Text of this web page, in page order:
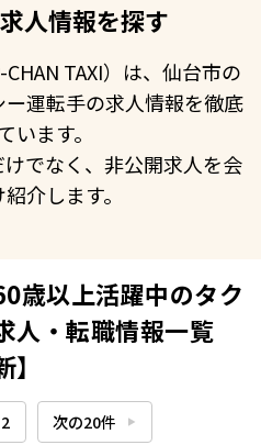
人情報を探す
TAXI）は、仙台市の
運転手の求人情報を徹底
います。
でなく、非公開求人を会
介します。
歳以上活躍中のタク
人・転職情報一覧
2 次の20件 ▶︎